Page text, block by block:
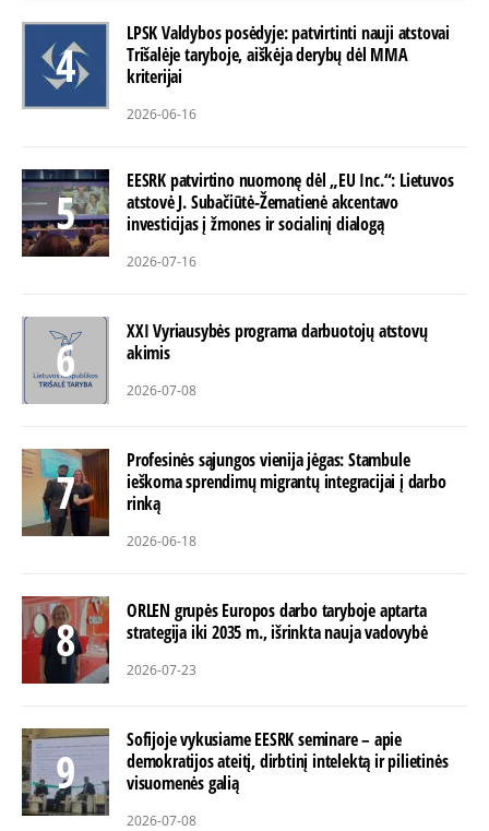
LPSK Valdybos posėdyje: patvirtinti nauji atstovai
Trišalėje taryboje, aiškėja derybų dėl MMA
kriterijai
2026-06-16
EESRK patvirtino nuomonę dėl „EU Inc.“: Lietuvos
atstovė J. Subačiūtė-Žematienė akcentavo
investicijas į žmones ir socialinį dialogą
2026-07-16
XXI Vyriausybės programa darbuotojų atstovų
akimis
2026-07-08
Profesinės sąjungos vienija jėgas: Stambule
ieškoma sprendimų migrantų integracijai į darbo
rinką
2026-06-18
ORLEN grupės Europos darbo taryboje aptarta
strategija iki 2035 m., išrinkta nauja vadovybė
2026-07-23
Sofijoje vykusiame EESRK seminare – apie
demokratijos ateitį, dirbtinį intelektą ir pilietinės
visuomenės galią
2026-07-08